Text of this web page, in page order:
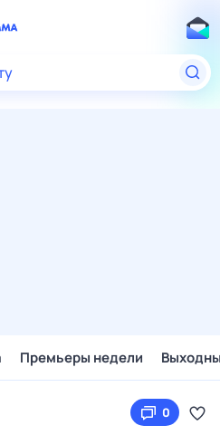
Премьеры недели
0